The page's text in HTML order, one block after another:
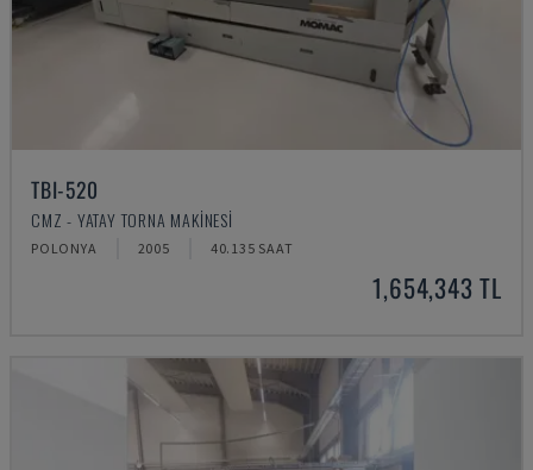
TBI-520
CMZ - YATAY TORNA MAKINESI
POLONYA 2005 40.135 SAAT
1,654,343 TL